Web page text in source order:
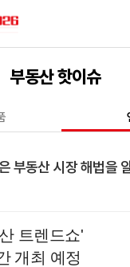
부동산 핫이슈
부동산 시장 해법을
트렌드쇼'
개최 예정